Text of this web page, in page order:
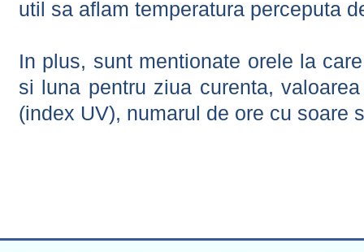
util sa aflam temperatura perceputa
In plus, sunt mentionate orele la
si luna pentru ziua curenta,
(index UV), numarul de ore cu soare